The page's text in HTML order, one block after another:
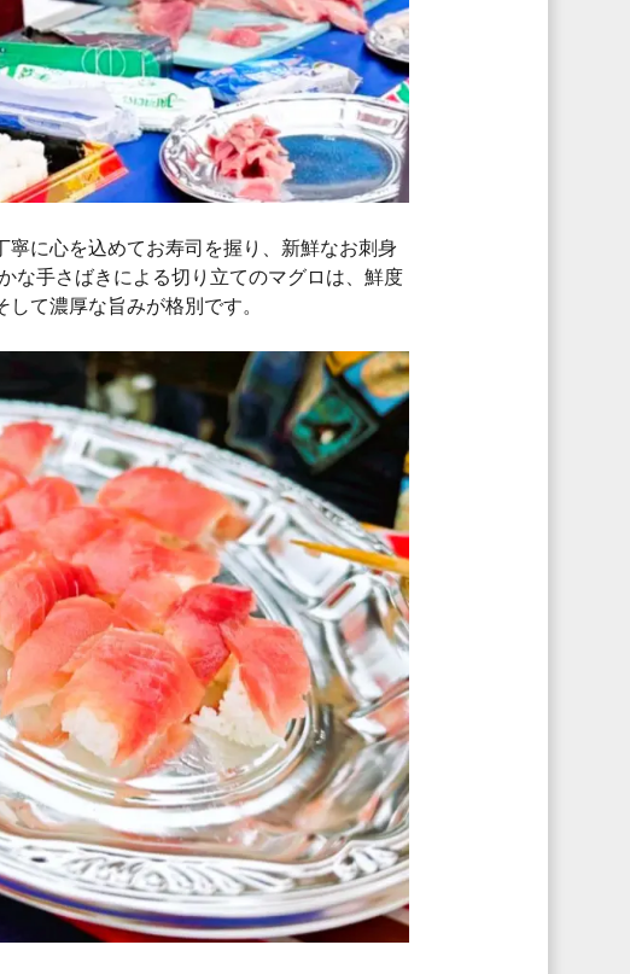
に心を込めてお寿司を握り、新鮮なお刺身
な手さばきによる切り立てのマグロは、鮮度
て濃厚な旨みが格別です。